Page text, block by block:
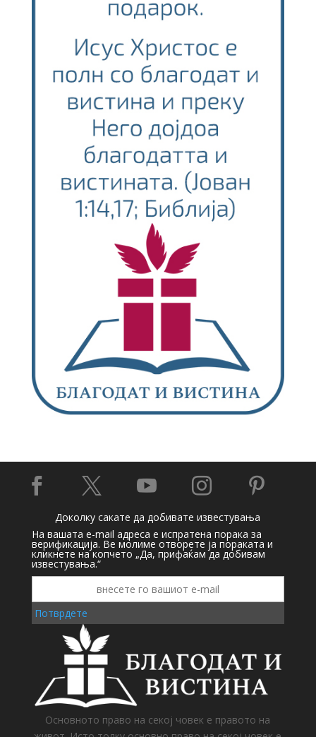
    
Доколку сакате да добивате известувања
На вашата e-mail адреса е испратена порака за
верификација. Ве молиме отворете ја пораката и
кликнете на копчето „Да, прифаќам да добивам
известувања.“
Потврдете
Основното право на секој човек е правото на